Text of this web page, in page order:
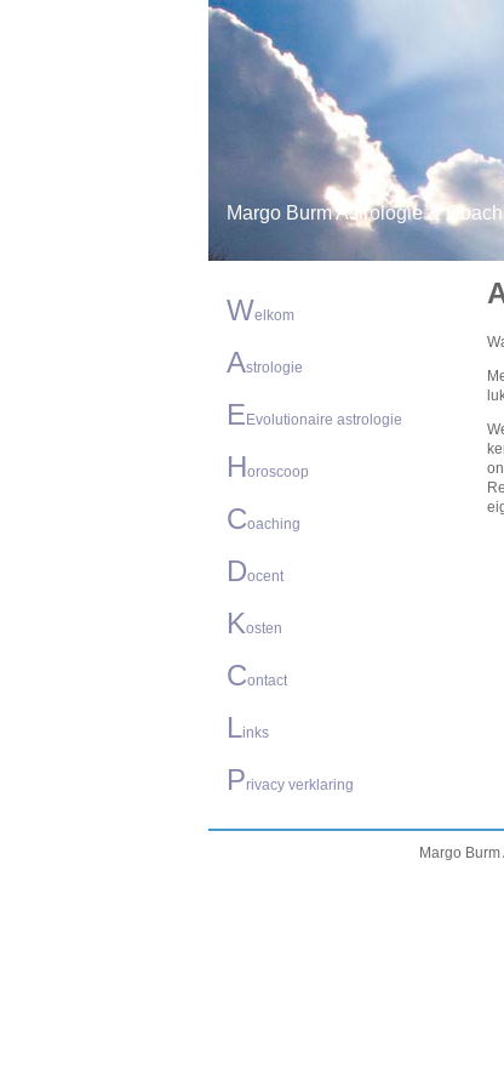
Margo Burm Astrologie &
Welkom
Astrologie
E Evolutionaire astrologie
Horoscoop
Coaching
Docent
Kosten
Contact
Links
Privacy verklaring
Margo